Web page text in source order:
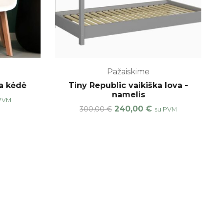
kėdė
Pažaiskime
Tiny Republic vaikiška lova -
namelis
300,00€ 240,00€ su PVM